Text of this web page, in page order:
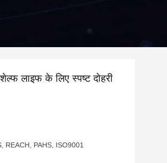
लाइफ के लिए स्पष्ट दोहरी
REACH, PAHS, ISO9001